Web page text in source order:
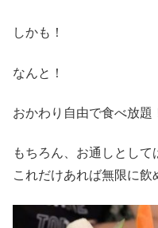
しかも！
なんと！
おかわり自由で食べ放題
もちろん、お通しとして
これだけあれば無限に飲